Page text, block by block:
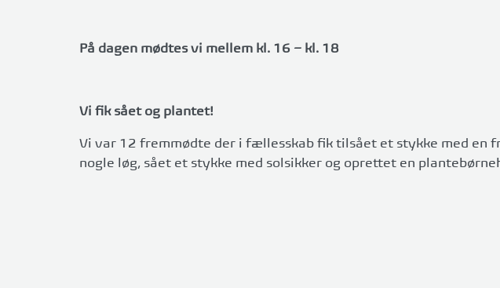
På dagen mødtes vi mellem kl. 16 – kl. 18
Vi fik sået og plantet!
Vi var 12 fremmødte der i fællesskab fik tilsået et stykke med en
nogle løg, sået et stykke med solsikker og oprettet en